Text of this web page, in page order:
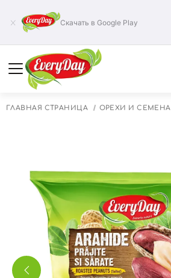
Скачать в Google Play
ГЛАВНАЯ СТРАНИЦА ОРЕХИ И СЕМЕНА